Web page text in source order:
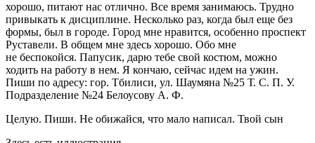
хорошо, питают нас отлично. Все время занимаюсь. Трудно
привыкать к дисциплине. Несколько раз, когда был еще без
формы, был в городе. Город мне нравится, особенно проспект
Руставели. В общем мне здесь хорошо. Обо мне
не беспокойся. Папусик, дарю тебе свой костюм, можно
ходить на работу в нем. Я кончаю, сейчас идем на ужин.
Пиши по адресу: гор. Тбилиси, ул. Шаумяна №25 Т. С. П. У.
Подразделение №24 Белоусову А. Ф.
Целую. Пиши. Не обижайся, что мало написал. Твой сын